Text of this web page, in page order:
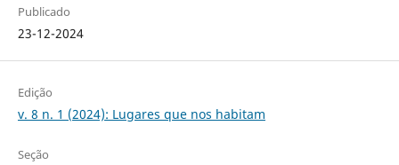
Publicado
23-12-2024
Edição
v. 8 n. 1 (2024): Lugares que nos habitam
Seção